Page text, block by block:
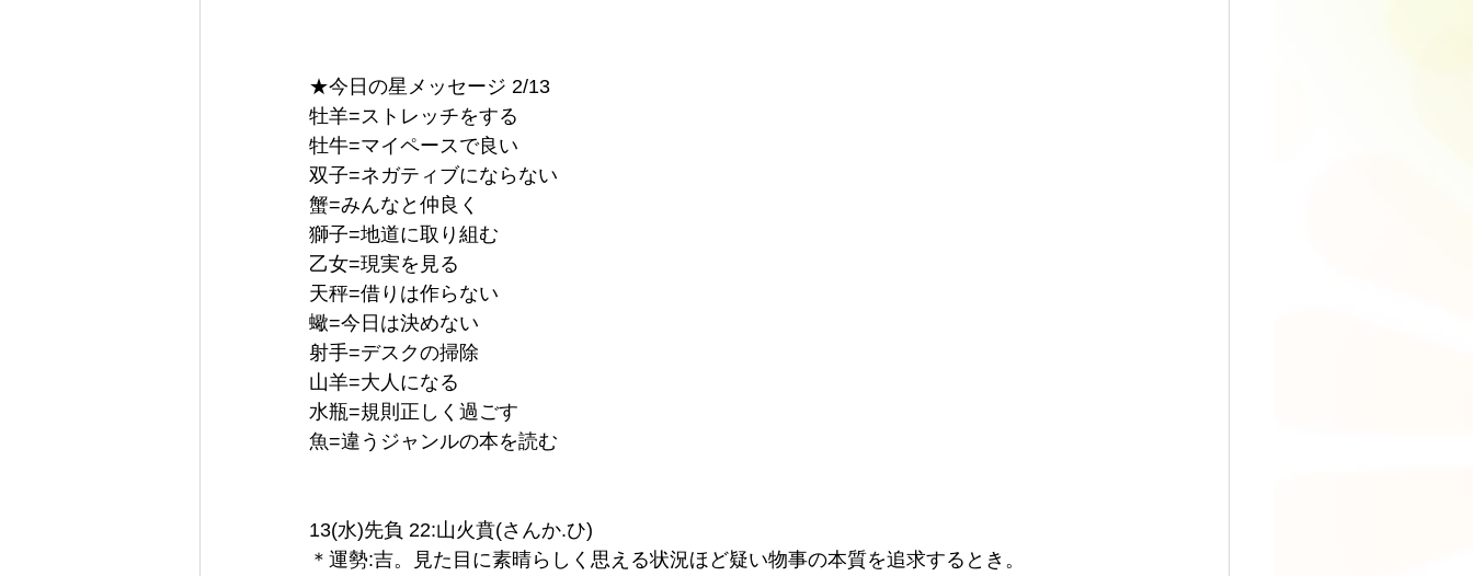
★今日の星メッセージ 2/13
牡羊=ストレッチをする
牡牛=マイペースで良い
双子=ネガティブにならない
蟹=みんなと仲良く
獅子=地道に取り組む
乙女=現実を見る
天秤=借りは作らない
蠍=今日は決めない
射手=デスクの掃除
山羊=大人になる
水瓶=規則正しく過ごす
魚=違うジャンルの本を読む
13(水)先負 22:山火賁(さんか.ひ)
＊運勢:吉。見た目に素晴らしく思える状況ほど疑い物事の本質を追求するとき。